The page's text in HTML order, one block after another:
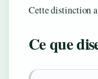
Cette distinction
Ce que